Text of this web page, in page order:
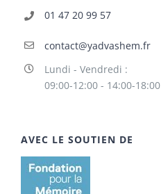
01 47 20 99 57
contact@yadvashem.fr
Lundi - Vendredi :
09:00-12:00 - 14:00-18:00
AVEC LE SOUTIEN DE